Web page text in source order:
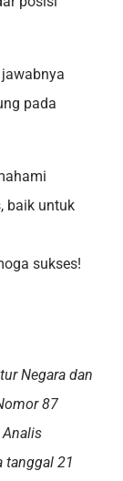
pada
baik untuk
sukses!
Negara dan
87
tanggal 21